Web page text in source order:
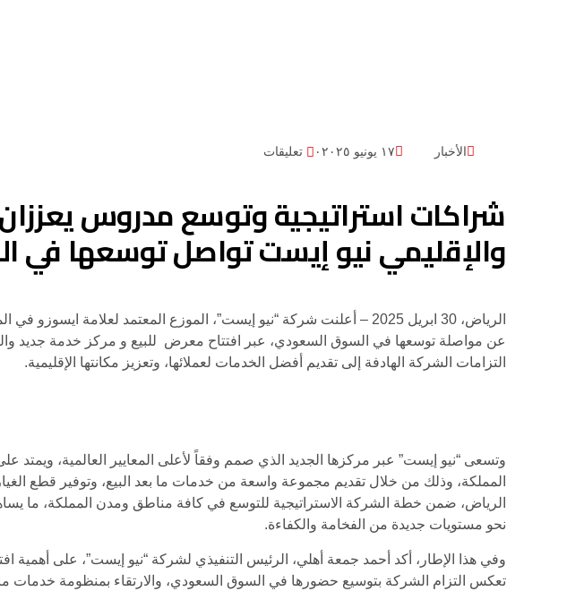
الأخبار ١٧ يونيو ٢٠٢٥ ٠ تعليقات
شراكات استراتيجية وتوسع مدروس
والإقليمي نيو إيست تواصل توسعها في
الرياض، 30 ابريل 2025 – أعلنت شركة “نيو إيست”، الموزع المعتمد
عن مواصلة توسعها في السوق السعودي، عبر افتتاح معرض للبيع و مركز خدمة جديد
التزامات الشركة الهادفة إلى تقديم أفضل الخدمات لعملائها، وتعزيز مكانتها الإقليمية.
المملكة، وذلك من خلال تقديم مجموعة واسعة من خدمات ما بعد البيع، وتوفير قطع
الرياض، ضمن خطة الشركة الاستراتيجية للتوسع في كافة مناطق ومدن المملكة، ما
نحو مستويات جديدة من الفخامة والكفاءة.
وفي هذا الإطار، أكد أحمد جمعة أهلي، الرئيس التنفيذي لشركة “نيو إيست”، على
تعكس التزام الشركة بتوسيع حضورها في السوق السعودي، والارتقاء بمنظومة خدمات